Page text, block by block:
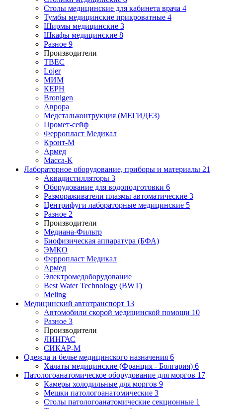
Столы медицинские для кабинета врача 4
Тумбы медицинские прикроватные 4
Ширмы медицинские 3
Шкафы медицинские 8
Разное 9
Производители
ТВЕС
Lojer
МИМ
КЕРН
Bronigen
Аврора
Медстальконтрукция (МЕГИДЕЗ)
Промет-сейф
Ферропласт Медикал
Кронт-М
Армед
Масса-К
Лабораторное оборудование, приборы и материалы 21
Аквадистилляторы 3
Оборудование для водоподготовки 6
Размораживатели плазмы автоматические 3
Центрифуги лабораторные медицинские 5
Разное 2
Производители
Медиана-Фильтр
Биофизическая аппаратура (БФА)
ЭМКО
Ферропласт Медикал
Армед
Электромедоборудование
Best Water Technology (BWT)
Meling
Медицинский автотранспорт 13
Автомобили скорой медицинской помощи 10
Разное 3
Производители
ЛИНГАС
СИКАР-М
Одежда и белье медицинского назначения 6
Халаты медицинские (Франция - Болгария) 6
Патологоанатомическое оборудование для моргов 17
Камеры холодильные для моргов 9
Мешки патологоанатомические 3
Столы патологоанатомические секционные 1